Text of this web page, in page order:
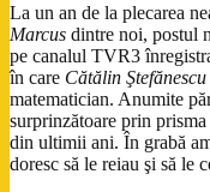
La un an de la plecarea
Marcus dintre noi, postul
pe canalul TVR3
în care Cătălin Ştefănescu
matematician. Anumite
surprinzătoare prin
din ultimii ani. În grabă
doresc să le reiau şi să le